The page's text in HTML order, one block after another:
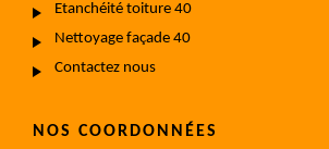
Etanchéité toiture 40
Nettoyage façade 40
Contactez nous
NOS COORDONNÉES